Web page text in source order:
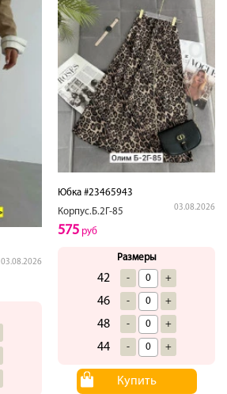
03.08.2026
Юбка #23465943
Корпус.Б.2Г-85
03.08.2026
575 руб
Размеры
42 - +
46 - +
48 - +
44 - +
Купить